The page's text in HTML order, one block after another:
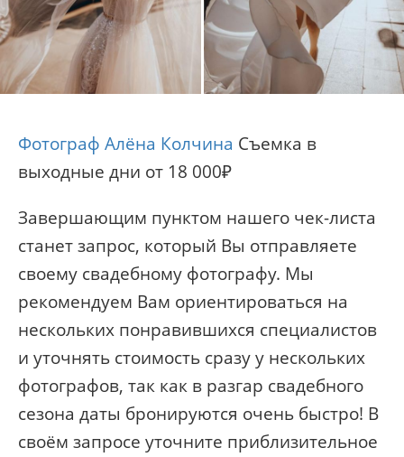
Фотограф Алёна Колчина Съемка в
выходные дни от 18 000₽
Завершающим пунктом нашего чек-листа
станет запрос, который Вы отправляете
своему свадебному фотографу. Мы
рекомендуем Вам ориентироваться на
нескольких понравившихся специалистов
и уточнять стоимость сразу у нескольких
фотографов, так как в разгар свадебного
сезона даты бронируются очень быстро! В
своём запросе уточните приблизительное